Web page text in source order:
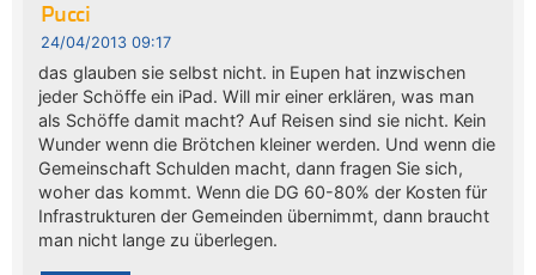
Pucci
24/04/2013 09:17
das glauben sie selbst nicht. in Eupen hat inzwischen
jeder Schöffe ein iPad. Will mir einer erklären, was man
als Schöffe damit macht? Auf Reisen sind sie nicht. Kein
Wunder wenn die Brötchen kleiner werden. Und wenn die
Gemeinschaft Schulden macht, dann fragen Sie sich,
woher das kommt. Wenn die DG 60-80% der Kosten für
Infrastrukturen der Gemeinden übernimmt, dann braucht
man nicht lange zu überlegen.